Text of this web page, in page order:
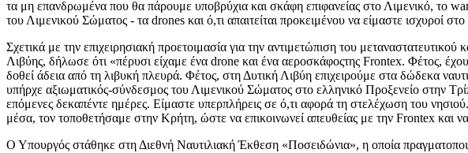
τα μη επανδρωμένα που θα πάρουμε υποβρύχια και σκάφη επιφανείας στο Λιμενικό, το
του Λιμενικού Σώματος - τα drones και ό,τι απαιτείται προκειμένου να είμαστε ισχυροί
Σχετικά με την επιχειρησιακή προετοιμασία για την αντιμετώπιση του
Λιβύης, δήλωσε ότι «πέρυσι είχαμε ένα drone και ένα αεροσκάφοςτης Frontex. Φέτος,
δοθεί άδεια από τη λιβυκή πλευρά. Φέτος, στη Δυτική Λιβύη επιχειρούμε στα δώδεκα
υπήρχε αξιωματικός-σύνδεσμος του Λιμενικού Σώματος στο ελληνικό Προξενείο στην
επόμενες δεκαπέντε ημέρες. Είμαστε υπερπλήρεις σε ό,τι αφορά τη στελέχωση του
μέσα, τον τοποθετήσαμε στην Κρήτη, ώστε να επικοινωνεί απευθείας με την Frontex και
Ο Υπουργός στάθηκε στη Διεθνή Ναυτιλιακή Έκθεση «Ποσειδώνια», η οποία